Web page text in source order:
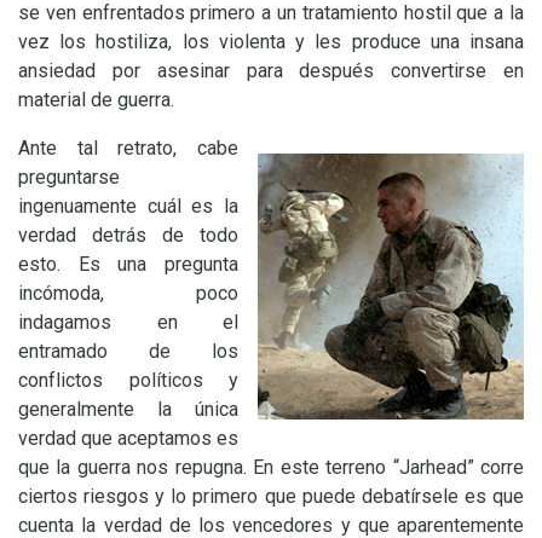
se ven enfrentados primero a un tratamiento hostil que a la
vez los hostiliza, los violenta y les produce una insana
ansiedad por asesinar para después convertirse en
material de guerra.
Ante tal retrato, cabe
preguntarse
ingenuamente cuál es la
verdad detrás de todo
esto. Es una pregunta
incómoda, poco
indagamos en el
entramado de los
conflictos políticos y
generalmente la única
verdad que aceptamos es
que la guerra nos repugna. En este terreno “Jarhead” corre
ciertos riesgos y lo primero que puede debatírsele es que
cuenta la verdad de los vencedores y que aparentemente